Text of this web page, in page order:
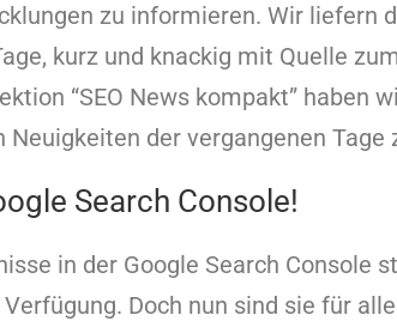
zu informieren. Wir liefern
kurz und knackig mit Quelle
“SEO News kompakt” haben
der vergangenen
Search Console!
in der Google Search Console
Doch nun sind sie für